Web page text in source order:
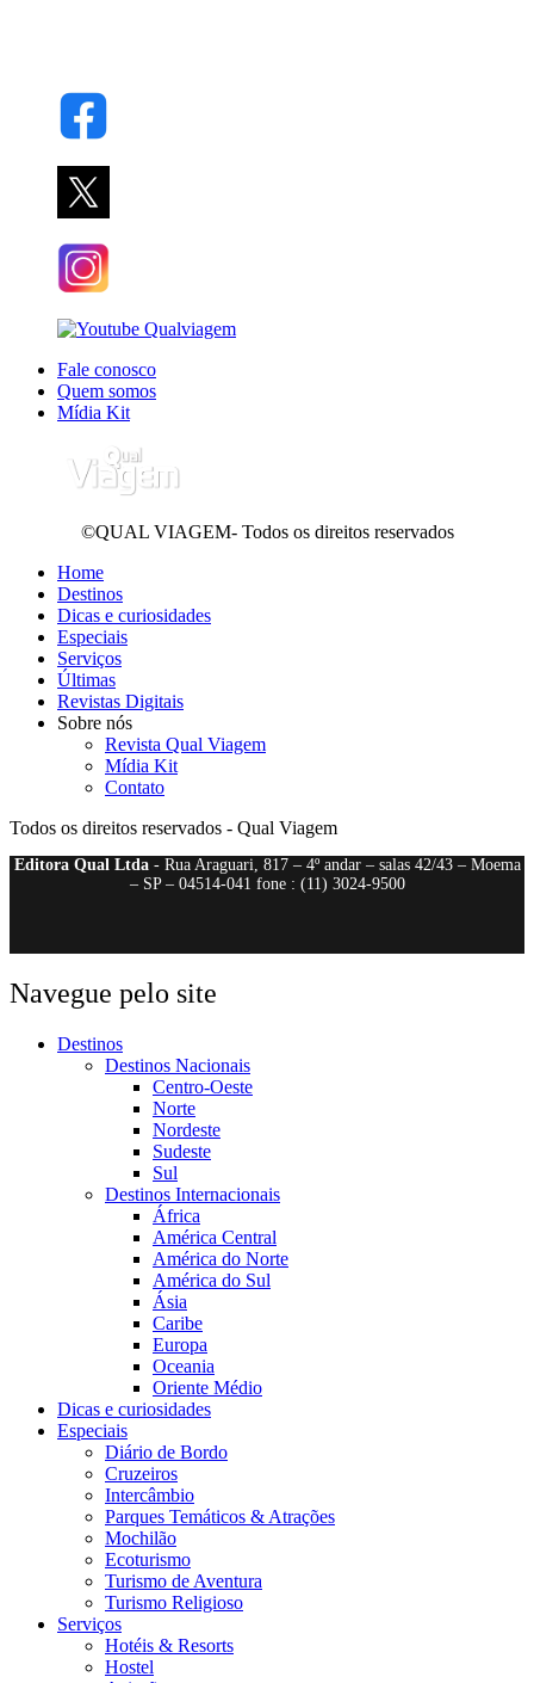
Fale conosco
Quem somos
Mídia Kit
©QUAL VIAGEM- Todos os direitos reservados
Home
Destinos
Dicas e curiosidades
Especiais
Serviços
Últimas
Revistas Digitais
Sobre nós
Revista Qual Viagem
Mídia Kit
Contato
Todos os direitos reservados - Qual Viagem
Editora Qual Ltda- Rua Araguari, 817 – 4º andar – salas 42/43 – Moema
– SP – 04514-041 fone : (11) 3024-9500
Navegue pelo site
Destinos
Destinos Nacionais
Centro-Oeste
Norte
Nordeste
Sudeste
Sul
Destinos Internacionais
África
América Central
América do Norte
América do Sul
Ásia
Caribe
Europa
Oceania
Oriente Médio
Dicas e curiosidades
Especiais
Diário de Bordo
Cruzeiros
Intercâmbio
Parques Temáticos & Atrações
Mochilão
Ecoturismo
Turismo de Aventura
Turismo Religioso
Serviços
Hotéis & Resorts
Hostel